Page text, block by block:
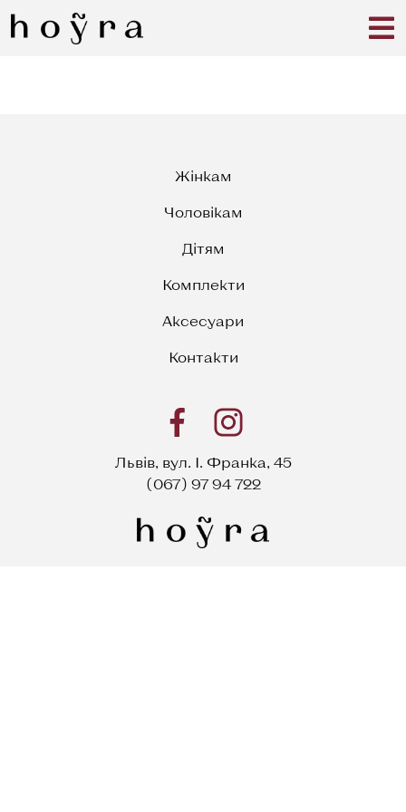
Жінкам
Чоловікам
Дітям
Комплекти
Аксесуари
Контакти
Львів, вул. І. Франка, 45
(067) 97 94 722